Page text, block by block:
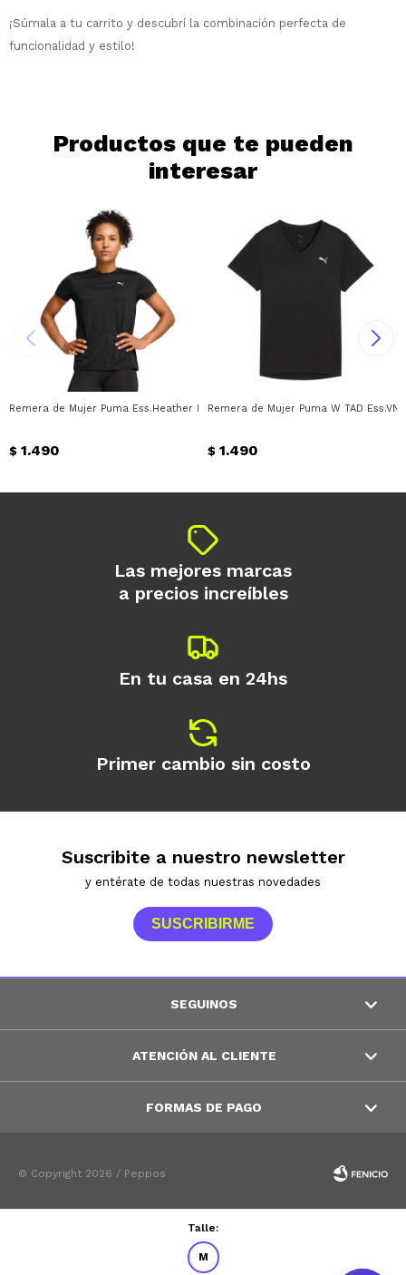
Talle:
M
¡Súmala a tu carrito y descubrí la combinación perfecta de
funcionalidad y estilo!
Productos que te pueden
interesar
Remera de Mujer Puma Ess.Heather Puma - Negro
$ 1.490
Remera de Mujer Puma W TAD
$ 1.490
Las mejores marcas
a precios increíbles
En tu casa en 24hs
Primer cambio sin costo
Suscribite a nuestro newsletter
y entérate de todas nuestras novedades
SUSCRIBIRME
SEGUINOS
ATENCIÓN AL CLIENTE
FORMAS DE PAGO
© Copyright 2026 / Peppos
disponible puede variar por comercio